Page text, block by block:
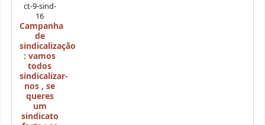
ct-9-sind-
16
Campanha
de
sindicalização
: vamos
todos
sindicalizar-
nos,se
queres
um
sindicato